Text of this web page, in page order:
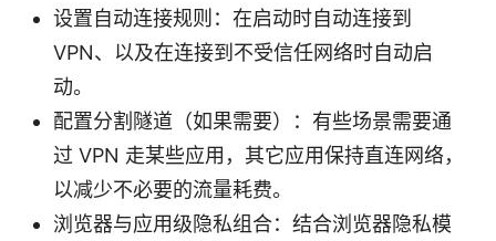
设置自动连接规则：在启动时自动连接到
VPN、以及在连接到不受信任网络时自动启
动。
配置分割隧道（如果需要）：有些场景需要通
过 VPN 走某些应用，其它应用保持直连网络，
以减少不必要的流量耗费。
浏览器与应用级隐私组合：结合浏览器隐私模